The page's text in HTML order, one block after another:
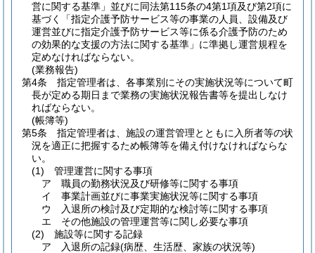
営に関する基準」並びに同法第115条の4第1項及び第2項に
基づく「指定介護予防サービス等の事業の人員、設備及び
運営並びに指定介護予防サービス等に係る介護予防のため
の効果的な支援の方法に関する基準」に準拠し運営規程を
定めなければならない。
(業務報告)
第4条
指定管理者は、各事業別にその実施状況等について町
長が定める期日まで業務の実施状況報告書等を提出しなけ
ればならない。
(帳簿等)
第5条
指定管理者は、施設の運営管理とともに入所者等の状
況を適正に把握するため帳簿等を備え付けなければならな
い。
(1)
管理運営に関する事項
ア
職員の勤務状況及び研修等に関する事項
イ
事業計画並びに事業実施状況等に関する事項
ウ
入退所の検討及び定期的な検討等に関する事項
エ
その他施設の管理運営等に関し必要な事項
(2)
施設等に関する記録
ア
入退所の記録(病歴、生活歴、家族の状況等)